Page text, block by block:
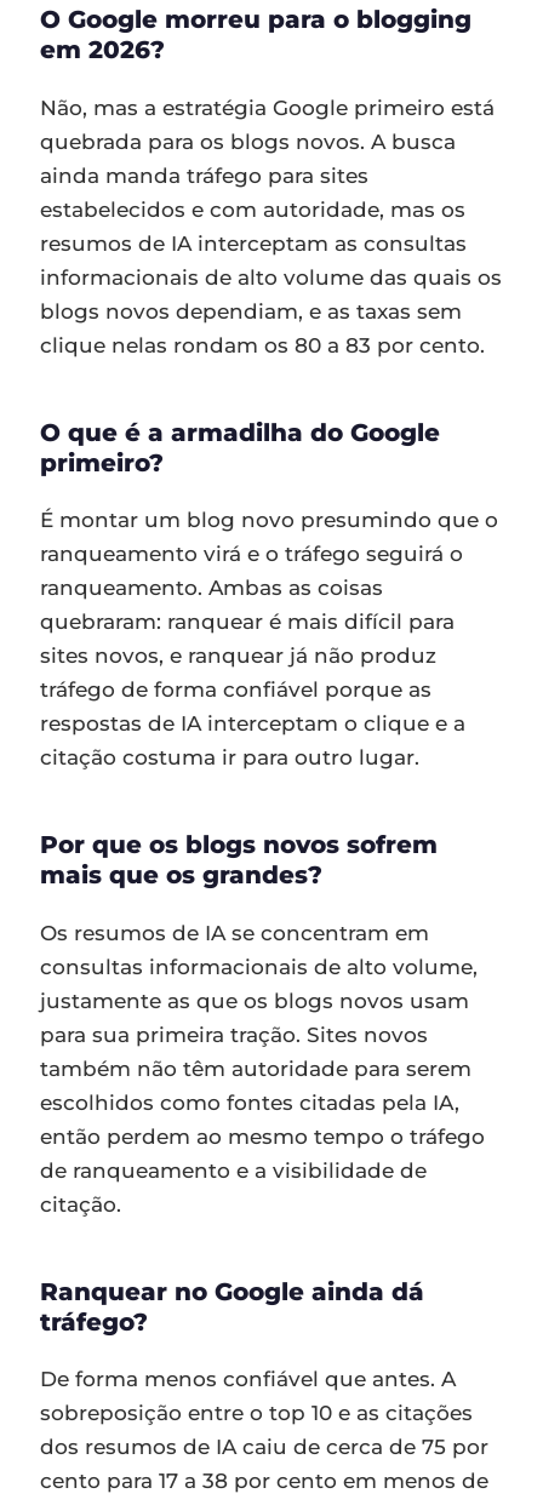
O Google morreu para o blogging
em 2026?
Não, mas a estratégia Google primeiro está
quebrada para os blogs novos. A busca
ainda manda tráfego para sites
estabelecidos e com autoridade, mas os
resumos de IA interceptam as consultas
informacionais de alto volume das quais os
blogs novos dependiam, e as taxas sem
clique nelas rondam os 80 a 83 por cento.
O que é a armadilha do Google
primeiro?
É montar um blog novo presumindo que o
ranqueamento virá e o tráfego seguirá o
ranqueamento. Ambas as coisas
quebraram: ranquear é mais difícil para
sites novos, e ranquear já não produz
tráfego de forma confiável porque as
respostas de IA interceptam o clique e a
citação costuma ir para outro lugar.
Por que os blogs novos sofrem
mais que os grandes?
Os resumos de IA se concentram em
consultas informacionais de alto volume,
justamente as que os blogs novos usam
para sua primeira tração. Sites novos
também não têm autoridade para serem
escolhidos como fontes citadas pela IA,
então perdem ao mesmo tempo o tráfego
de ranqueamento e a visibilidade de
citação.
Ranquear no Google ainda dá
tráfego?
De forma menos confiável que antes. A
sobreposição entre o top 10 e as citações
dos resumos de IA caiu de cerca de 75 por
cento para 17 a 38 por cento em menos de